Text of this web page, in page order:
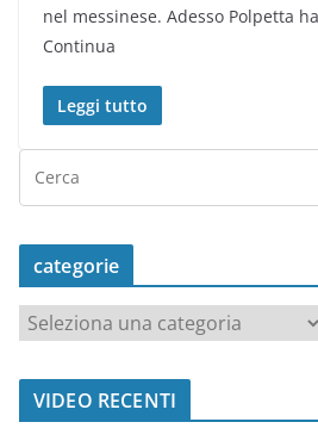
nel messinese. Adesso Polpetta
Continua
Leggi tutto
categorie
a
t
VIDEO RECENTI